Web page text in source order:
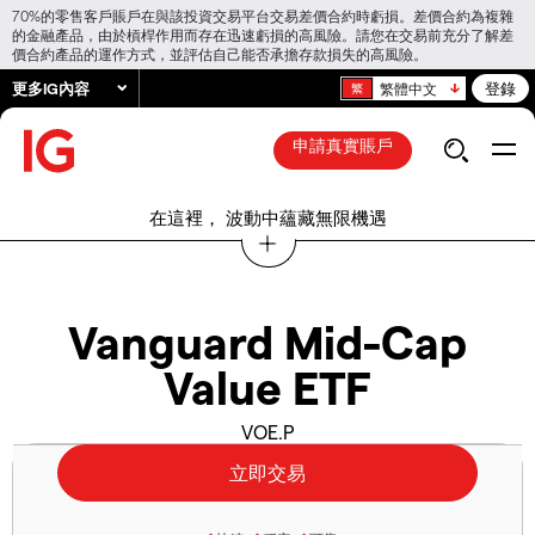
70%的零售客戶賬戶在與該投資交易平台交易差價合約時虧損。差價合約為複雜
的金融產品，由於槓桿作用而存在迅速虧損的高風險。請您在交易前充分了解差
價合約產品的運作方式，並評估自己能否承擔存款損失的高風險。
更多IG內容 繁體中文 登錄
申請真實賬戶
在這裡， 波動中蘊藏無限機遇
Vanguard Mid-Cap
Value ETF
VOE.P